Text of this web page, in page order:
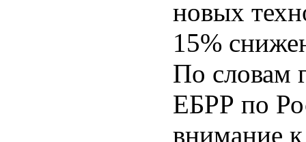
новых
15%
По словам
ЕБРР по
внимание